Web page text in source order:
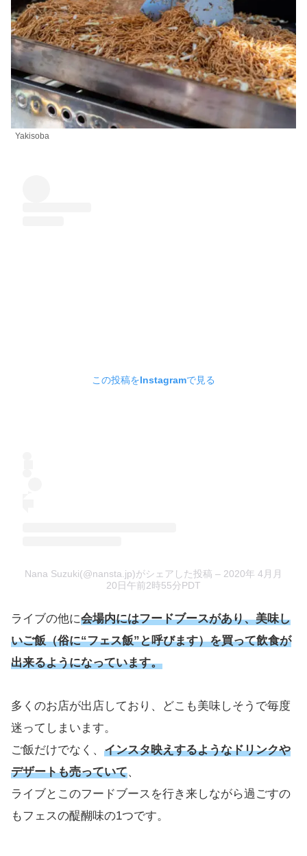
Yakisoba
この投稿をInstagramで見る
Nana Suzuki(@nansta.jp)がシェアした投稿 – 2020年 4月月
20日午前2時55分PDT
ライブの他に会場内にはフードブースがあり、美味し
いご飯（俗に“フェス飯”と呼びます）を買って飲食が
出来るようになっています。
多くのお店が出店しており、どこも美味しそうで毎度
迷ってしまいます。
ご飯だけでなく、 インスタ映えするようなドリンクや
デザートも売っていて、
ライブとこのフードブースを行き来しながら過ごすの
もフェスの醍醐味の1つです。